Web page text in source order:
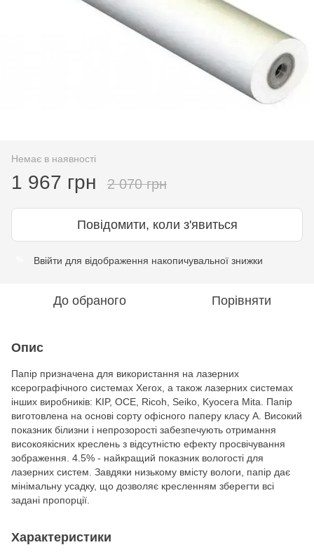
Немає в наявності
1 967 грн 2 070 грн
Повідомити, коли з'явиться
Ввійти для відображення накопичувальної знижки
До обраного Порівняти
Опис
Папір призначена для використання на лазерних
ксерографічного системах Xerox, а також лазерних системах
інших виробників: KIP, OCE, Ricoh, Seiko, Kyocera Mita. Папір
виготовлена на основі сорту офісного паперу класу А. Високий
показник білизни і непрозорості забезпечують отримання
високоякісних креслень з відсутністю ефекту просвічування
зображення. 4.5% - найкращий показник вологості для
лазерних систем. Завдяки низькому вмісту вологи, папір дає
мінімальну усадку, що дозволяє кресленням зберегти всі
задані пропорції.
Характеристики